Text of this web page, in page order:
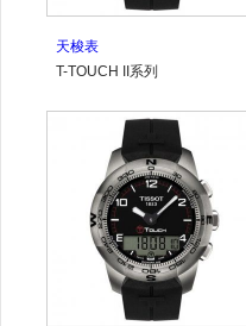
天梭表
T-TOUCH II系列